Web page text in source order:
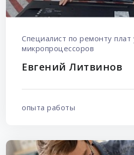
Специалист по ремонту плат
микропроцессоров
Евгений Литвинов
опыта работы